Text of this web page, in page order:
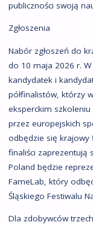
publiczności swoją
Zgłoszenia
Nabór zgłoszeń do
do 10 maja 2026 r.
kandydatek i
półfinalistów, którzy
eksperckim
przez europejskich
odbędzie się krajowy
finaliści zaprezentują
Poland będzie
FameLab, który
Śląskiego Festiwalu
Dla zdobywców